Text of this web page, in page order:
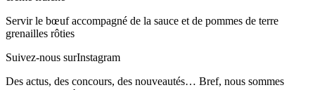
Servir le bœuf accompagné de la sauce et de pommes de terre
grenailles rôties
Suivez-nous surInstagram
Des actus, des concours, des nouveautés… Bref, nous sommes